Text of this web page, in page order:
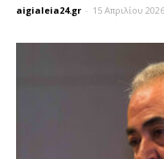
aigialeia24.gr - 15 Απριλίου 2026